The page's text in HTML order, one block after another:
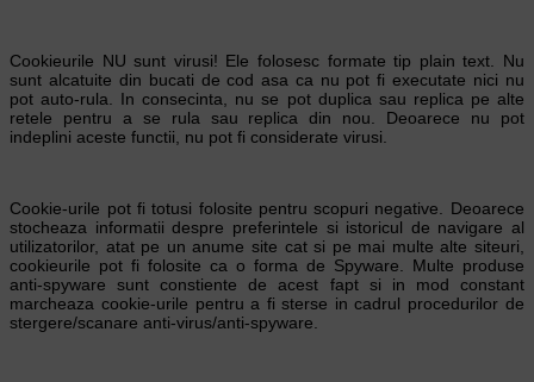
Cookieurile NU sunt virusi! Ele folosesc formate tip plain text. Nu
sunt alcatuite din bucati de cod asa ca nu pot fi executate nici nu
pot auto-rula. In consecinta, nu se pot duplica sau replica pe alte
retele pentru a se rula sau replica din nou. Deoarece nu pot
indeplini aceste functii, nu pot fi considerate virusi.
Cookie-urile pot fi totusi folosite pentru scopuri negative. Deoarece
stocheaza informatii despre preferintele si istoricul de navigare al
utilizatorilor, atat pe un anume site cat si pe mai multe alte siteuri,
cookieurile pot fi folosite ca o forma de Spyware. Multe produse
anti-spyware sunt constiente de acest fapt si in mod constant
marcheaza cookie-urile pentru a fi sterse in cadrul procedurilor de
stergere/scanare anti-virus/anti-spyware.